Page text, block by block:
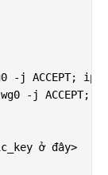
-j ACCEPT;
-j ACCEPT;
ở đây>